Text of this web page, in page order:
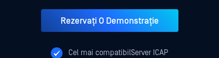
Rezervați O Demonstrație
Cel mai compatibilServer ICAP